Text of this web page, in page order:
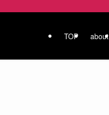
TOP about